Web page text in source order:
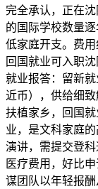
完全承认，正在
的国际学校数量
低家庭开支。费用
回国就业可入职
就业报答：留新
近币），供给细
扶植家乡，回国
业，是文科家庭
演讲，需提交登
医疗费用，好比
谋团队以年轻报